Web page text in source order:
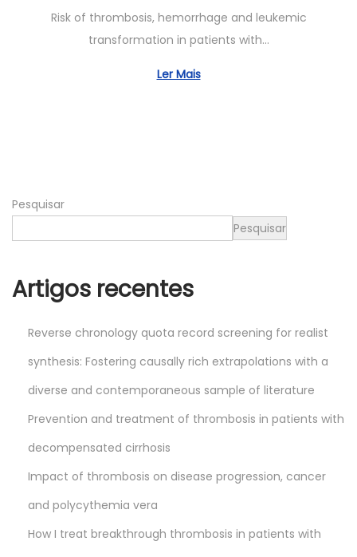
i
o
8
Risk of thrombosis, hemorrhage and leukemic
transformation in patients with…
Ler Mais
Pesquisar
Pesquisar
Artigos recentes
Reverse chronology quota record screening for realist
synthesis: Fostering causally rich extrapolations with a
diverse and contemporaneous sample of literature
Prevention and treatment of thrombosis in patients with
decompensated cirrhosis
Impact of thrombosis on disease progression, cancer
and polycythemia vera
How I treat breakthrough thrombosis in patients with